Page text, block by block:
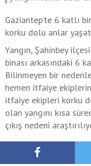
Gaziantep’te 6 katlı
korku dolu anlar
Yangın, Şahinbey
binası arkasındaki 6
Bilinmeyen bir
hemen itfaiye
itfaiye ekipleri korku
olan yangını kısa
çıkış nedeni